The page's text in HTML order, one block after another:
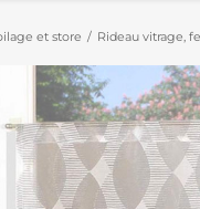
et store Rideau vitrage,